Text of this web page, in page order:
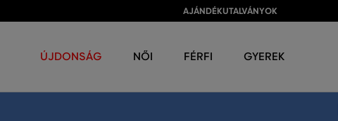
AJÁNDÉKUTALVÁNYOK
ÚJDONSÁG NŐI FÉRFI GYEREK